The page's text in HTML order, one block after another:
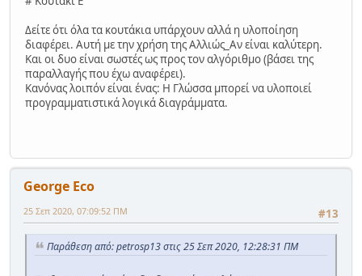
Δείτε ότι όλα τα κουτάκια υπάρχουν αλλά η υλοποίηση
διαφέρει. Αυτή με την χρήση της Αλλιώς_Αν είναι καλύτερη.
Και οι δυο είναι σωστές ως προς τον αλγόριθμο (βάσει της
παραλλαγής που έχω αναφέρει).
Κανόνας λοιπόν είναι ένας: Η Γλώσσα μπορεί να υλοποιεί
προγραμματιστικά λογικά διαγράμματα.
George Eco
#13
25 Σεπ 2020, 07:09:52 ΠΜ
Παράθεση από: petrosp13 στις 25 Σεπ 2020, 12:28:31 ΠΜ